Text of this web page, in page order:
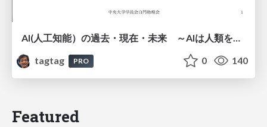
AI(人工知能）の過去・現在・未来 ～AIは人類を越えるのか～
tagtag
PRO 0 140
Featured